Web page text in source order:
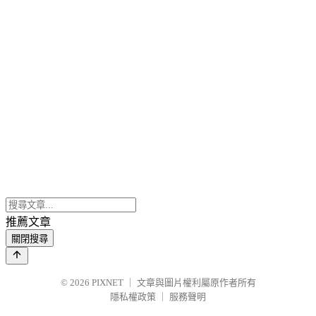
推薦文章
關閉搜尋
© 2026 PIXNET
文章與圖片權利屬原作者所有
隱私權政策
服務聲明